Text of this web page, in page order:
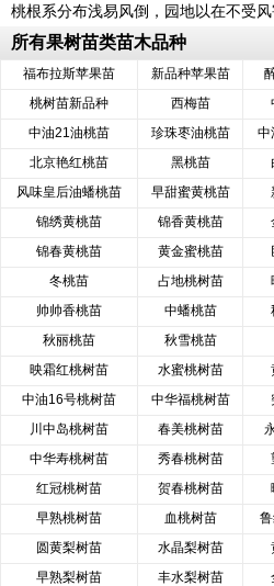
桃根系分布浅易风倒，园地以在不受
松、土层深厚的沙壤土为佳。
所有果树苗类苗木品种
福布拉斯苹果苗 新品种苹果苗
桃树苗新品种
西梅苗
中油21油桃苗
珍珠枣油桃苗 中
北京艳红桃苗
黑桃苗
风味皇后油蟠桃苗
早甜蜜黄桃苗
锦绣黄桃苗
锦香黄桃苗
锦春黄桃苗
黄金蜜桃苗
冬桃苗
占地桃树苗
帅帅香桃苗
中蟠桃苗
秋丽桃苗
秋雪桃苗
映霜红桃树苗
水蜜桃树苗
中油16号桃树苗
中华福桃树苗
川中岛桃树苗
春美桃树苗
中华寿桃树苗
秀春桃树苗
红冠桃树苗
贺春桃树苗
早熟桃树苗
血桃树苗
圆黄梨树苗
水晶梨树苗
早熟梨树苗
丰水梨树苗